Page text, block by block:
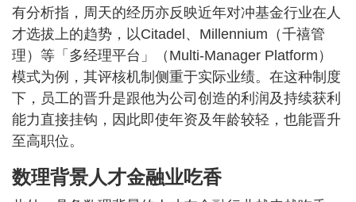
有分析指，周天的经历亦反映近年对冲基金行业在人
才选拔上的趋势，以Citadel、Millennium（千禧管
理）等「多经理平台」（Multi-Manager Platform）
模式为例，其评核机制侧重于实际业绩。在这种制度
下，员工的晋升是跟他为公司创造的利润及持续获利
能力直接挂钩，因此即使年资及年龄较轻，也能晋升
至高职位。
数理背景人才金融业吃香